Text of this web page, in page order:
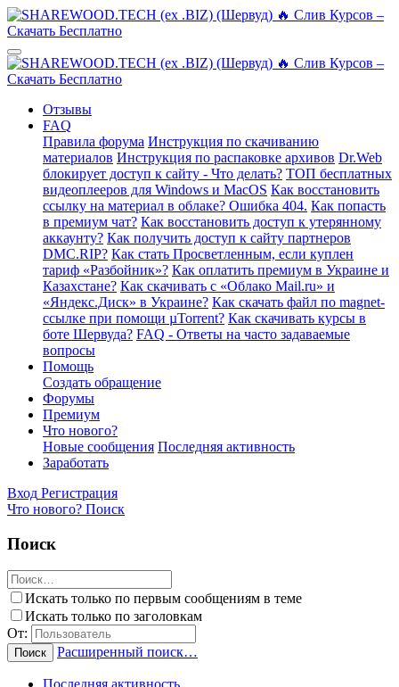
Отзывы
FAQ
Правила форума Инструкция по скачиванию
материалов Инструкция по распаковке архивов Dr.Web
блокирует доступ к сайту - Что делать? ТОП бесплатных
видеоплееров для Windows и MacOS Как восстановить
ссылку на материал в облаке? Ошибка 404. Как попасть
в премиум чат? Как восстановить доступ к утерянному
аккаунту? Как получить доступ к сайту партнеров
DMC.RIP? Как стать Просветленным, если куплен
тариф «Разбойник»? Как оплатить премиум в Украине и
Казахстане? Как скачивать с «Облако Mail.ru» и
«Яндекс.Диск» в Украине? Как скачать файл по magnet-
ссылке при помощи µTorrent? Как скачивать курсы в
боте Шервуда? FAQ - Ответы на часто задаваемые
вопросы
Помощь
Создать обращение
Форумы
Премиум
Что нового?
Новые сообщения Последняя активность
Заработать
Вход Регистрация
Что нового? Поиск
Поиск
Искать только по первым сообщениям в теме
Искать только по заголовкам
От:
Поиск Расширенный поиск…